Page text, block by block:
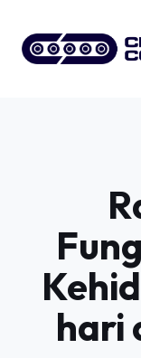
content
hari